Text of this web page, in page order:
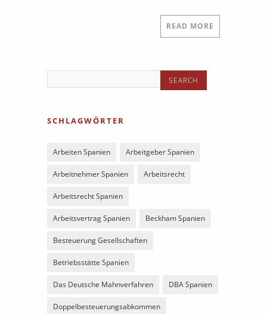
READ MORE
SCHLAGWÖRTER
Arbeiten Spanien Arbeitgeber Spanien
Arbeitnehmer Spanien Arbeitsrecht
Arbeitsrecht Spanien
Arbeitsvertrag Spanien Beckham Spanien
Besteuerung Gesellschaften
Betriebsstätte Spanien
Das Deutsche Mahnverfahren DBA Spanien
Doppelbesteuerungsabkommen